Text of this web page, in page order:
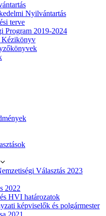
Nyilvántartás
terve
Program 2019-2024
Kézikönyv
Választás 2023
2022
HVI határozatok
képviselők és polgármester
2021